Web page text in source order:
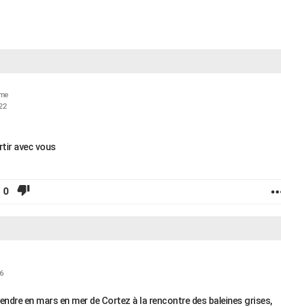
avec vous
0
en mars en mer de Cortez à la rencontre des baleines grises,